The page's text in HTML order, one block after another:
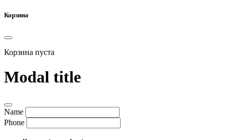
Корзина
Корзина пуста
Modal title
Name
Phone